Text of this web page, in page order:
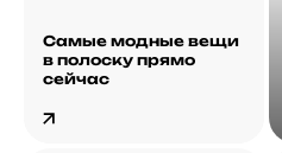
Самые модные вещи
в полоску прямо
сейчас